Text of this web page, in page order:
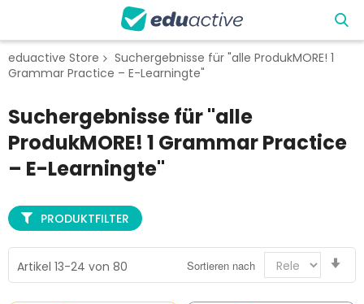
eduactive Store
Suchergebnisse für "alle ProdukMORE! 1
Grammar Practice – E-Learningte"
Suchergebnisse für "alle
ProdukMORE! 1 Grammar Practice
– E-Learningte"
Artikel 13-24 von 80 Sortieren nach
PRODUKTFILTER